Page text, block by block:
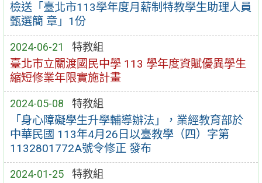
檢送「臺北市113學年度月薪制特教學生助理人員
甄選簡 章」1份
2024-06-21 特教組
臺北市立關渡國民中學 113 學年度資賦優異學生
縮短修業年限實施計畫
2024-05-08 特教組
「身心障礙學生升學輔導辦法」，業經教育部於
中華民國 113年4月26日以臺教學（四）字第
1132801772A號令修正 發布
2024-01-25 特教組